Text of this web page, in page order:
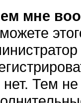
мне
нет. Тем